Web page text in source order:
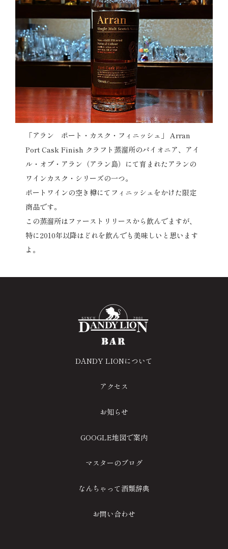
「アラン ポート・カスク・フィニッシュ」 Arran
Port Cask Finish クラフト蒸溜所のパイオニア、アイ
ル・オブ・アラン（アラン島）にて育まれたアランの
ワインカスク・シリーズの一つ。
ポートワインの空き樽にてフィニッシュをかけた限定
商品です。
この蒸溜所はファーストリリースから飲んでますが、
特に2010年以降はどれを飲んでも美味しいと思います
よ。
DANDY LIONについて
アクセス
お知らせ
GOOGLE地図で案内
マスターのブログ
なんちゃって酒類辞典
お問い合わせ